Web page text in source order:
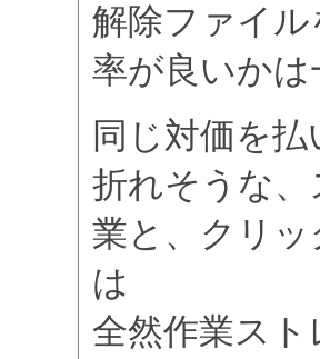
解除ファイ
率が良いか
同じ対価を
折れそうな
業と、クリ
は
全然作業ス